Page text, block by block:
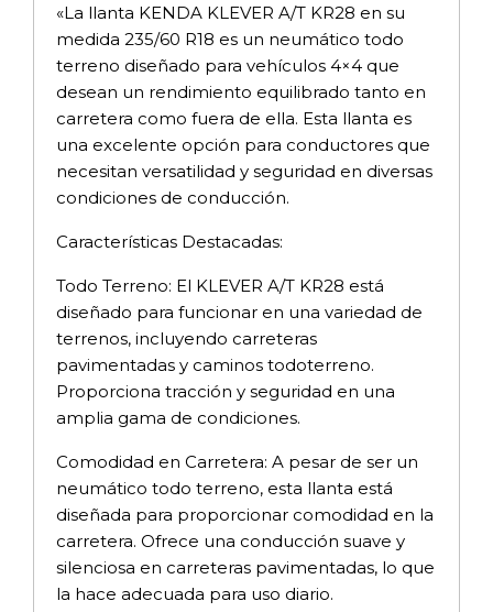
«La llanta KENDA KLEVER A/T KR28 en su
medida 235/60 R18 es un neumático todo
terreno diseñado para vehículos 4×4 que
desean un rendimiento equilibrado tanto en
carretera como fuera de ella. Esta llanta es
una excelente opción para conductores que
necesitan versatilidad y seguridad en diversas
condiciones de conducción.
Características Destacadas:
Todo Terreno: El KLEVER A/T KR28 está
diseñado para funcionar en una variedad de
terrenos, incluyendo carreteras
pavimentadas y caminos todoterreno.
Proporciona tracción y seguridad en una
amplia gama de condiciones.
Comodidad en Carretera: A pesar de ser un
neumático todo terreno, esta llanta está
diseñada para proporcionar comodidad en la
carretera. Ofrece una conducción suave y
silenciosa en carreteras pavimentadas, lo que
la hace adecuada para uso diario.